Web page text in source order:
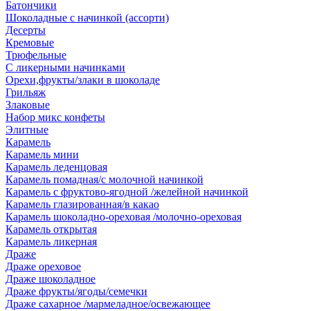
Батончики
Шоколадные с начинкой (ассорти)
Десерты
Кремовые
Трюфельные
С ликерными начинками
Орехи,фрукты/злаки в шоколаде
Грильяж
Злаковые
Набор микс конфеты
Элитные
Карамель
Карамель мини
Карамель леденцовая
Карамель помадная/с молочной начинкой
Карамель с фруктово-ягодной /желейной начинкой
Карамель глазированная/в какао
Карамель шоколадно-ореховая /молочно-ореховая
Карамель открытая
Карамель ликерная
Драже
Драже ореховое
Драже шоколадное
Драже фрукты/ягоды/семечки
Драже сахарное /мармеладное/освежающее